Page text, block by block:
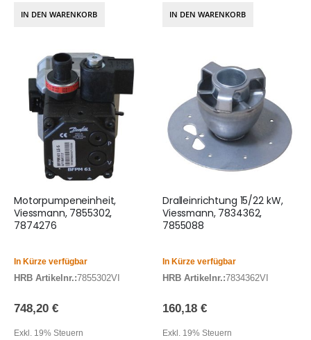
IN DEN WARENKORB IN DEN WARENKORB
Motorpumpeneinheit,
Viessmann, 7855302,
7874276
In Kürze verfügbar
HRB Artikelnr.:7855302VI
748,20 €
Exkl. 19% Steuern
Dralleinrichtung 15/22 kW,
Viessmann, 7834362,
7855088
In Kürze verfügbar
HRB Artikelnr.:7834362VI
160,18 €
Exkl. 19% Steuern